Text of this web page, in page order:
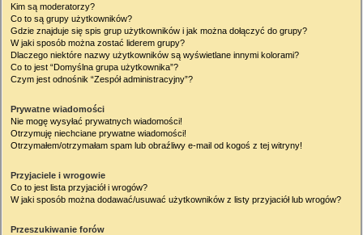
Kim są moderatorzy?
Co to są grupy użytkowników?
Gdzie znajduje się spis grup użytkowników i jak można dołączyć do grupy?
W jaki sposób można zostać liderem grupy?
Dlaczego niektóre nazwy użytkowników są wyświetlane innymi kolorami?
Co to jest “Domyślna grupa użytkownika”?
Czym jest odnośnik “Zespół administracyjny”?
Prywatne wiadomości
Nie mogę wysyłać prywatnych wiadomości!
Otrzymuję niechciane prywatne wiadomości!
Otrzymałem/otrzymałam spam lub obraźliwy e-mail od kogoś z tej witryny!
Przyjaciele i wrogowie
Co to jest lista przyjaciół i wrogów?
W jaki sposób można dodawać/usuwać użytkowników z listy przyjaciół lub wrogów?
Przeszukiwanie forów